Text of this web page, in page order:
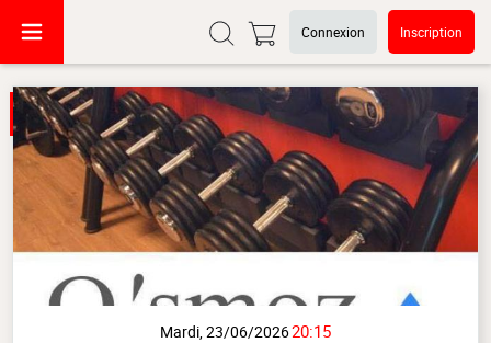
Connexion Inscription
Mardi, 23/06/202620:15